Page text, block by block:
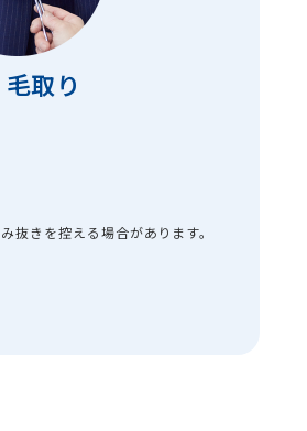
毛取り
きを控える場合があります。